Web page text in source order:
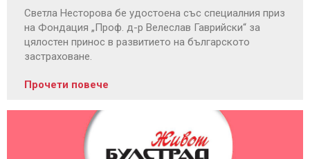
Светла Несторова бе удостоена със специалния приз
на Фондация „Проф. д-р Велеслав Гаврийски“ за
цялостен принос в развитието на българското
застраховане.
Прочети повече